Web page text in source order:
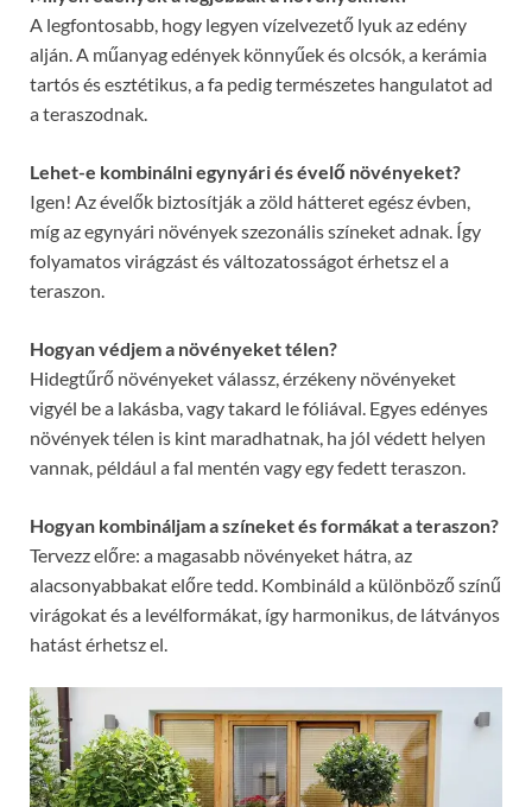
A legfontosabb, hogy legyen vízelvezető lyuk az edény
alján. A műanyag edények könnyűek és olcsók, a kerámia
tartós és esztétikus, a fa pedig természetes hangulatot ad
a teraszodnak.
Lehet-e kombinálni egynyári és évelő növényeket?
Igen! Az évelők biztosítják a zöld hátteret egész évben,
míg az egynyári növények szezonális színeket adnak. Így
folyamatos virágzást és változatosságot érhetsz el a
teraszon.
Hogyan védjem a növényeket télen?
Hidegtűrő növényeket válassz, érzékeny növényeket
vigyél be a lakásba, vagy takard le fóliával. Egyes edényes
növények télen is kint maradhatnak, ha jól védett helyen
vannak, például a fal mentén vagy egy fedett teraszon.
Hogyan kombináljam a színeket és formákat a teraszon?
Tervezz előre: a magasabb növényeket hátra, az
alacsonyabbakat előre tedd. Kombináld a különböző színű
virágokat és a levélformákat, így harmonikus, de látványos
hatást érhetsz el.